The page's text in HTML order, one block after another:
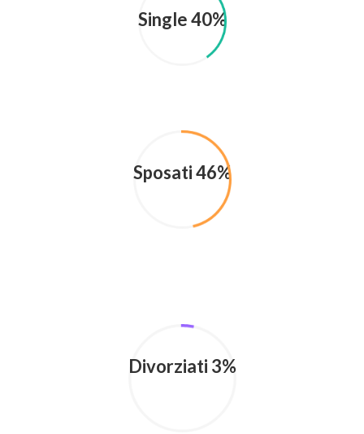
Single 40%
Sposati 46%
Divorziati 3%